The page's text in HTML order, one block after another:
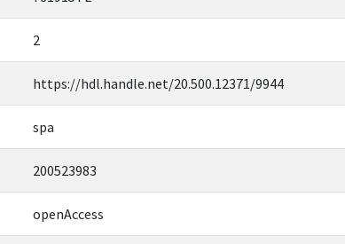
2
https://hdl.handle.net/20.500.12371/9944
spa
200523983
openAccess